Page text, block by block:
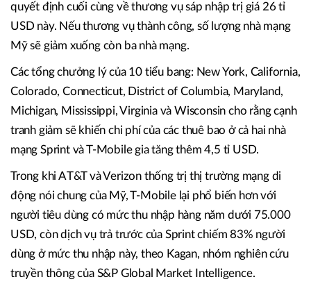
quyết định cuối cùng về thương vụ sáp nhập trị giá 26 tỉ
USD này. Nếu thương vụ thành công, số lượng nhà mạng
Mỹ sẽ giảm xuống còn ba nhà mạng.
Các tổng chưởng lý của10 tiểu bang: New York, California,
Colorado, Connecticut, District of Columbia, Maryland,
Michigan, Mississippi, Virginia và Wisconsin cho rằng cạnh
tranh giảm sẽ khiến chi phí của các thuê bao ở cả hai nhà
mạng Sprint và T-Mobile gia tăng thêm 4,5 tỉ USD.
Trong khi AT&T và Verizon thống trị thị trường mạng di
động nói chung của Mỹ, T-Mobile lại phổ biến hơn với
người tiêu dùng có mức thu nhập hàng năm dưới 75.000
USD, còn dịch vụ trả trước của Sprint chiếm 83% người
dùng ở mức thu nhập này, theo Kagan, nhóm nghiên cứu
truyền thông của S&P Global Market Intelligence.